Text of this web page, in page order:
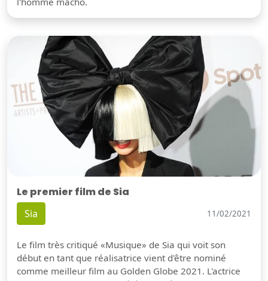
Le premier film de Sia
Sia 11/02/2021
Le film très critiqué «Musique» de Sia qui voit son
début en tant que réalisatrice vient d'être nominé
comme meilleur film au Golden Globe 2021. L'actrice